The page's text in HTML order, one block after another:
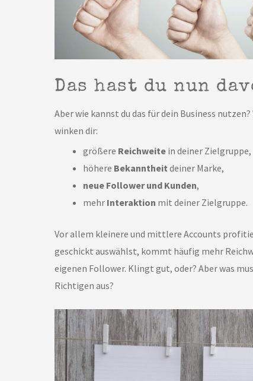
Das hast du nun
Aber wie kannst du das für dein Business
winken dir:
größere Reichweite in deiner Zielgruppe,
höhere Bekanntheit deiner Marke,
neue Follower und Kunden,
mehr Interaktion mit deiner Zielgruppe.
Vor allem kleinere und mittlere Accounts
geschickt auswählst, kommt häufig mehr
eigenen Follower. Klingt gut, oder? Aber was
Richtigen aus?